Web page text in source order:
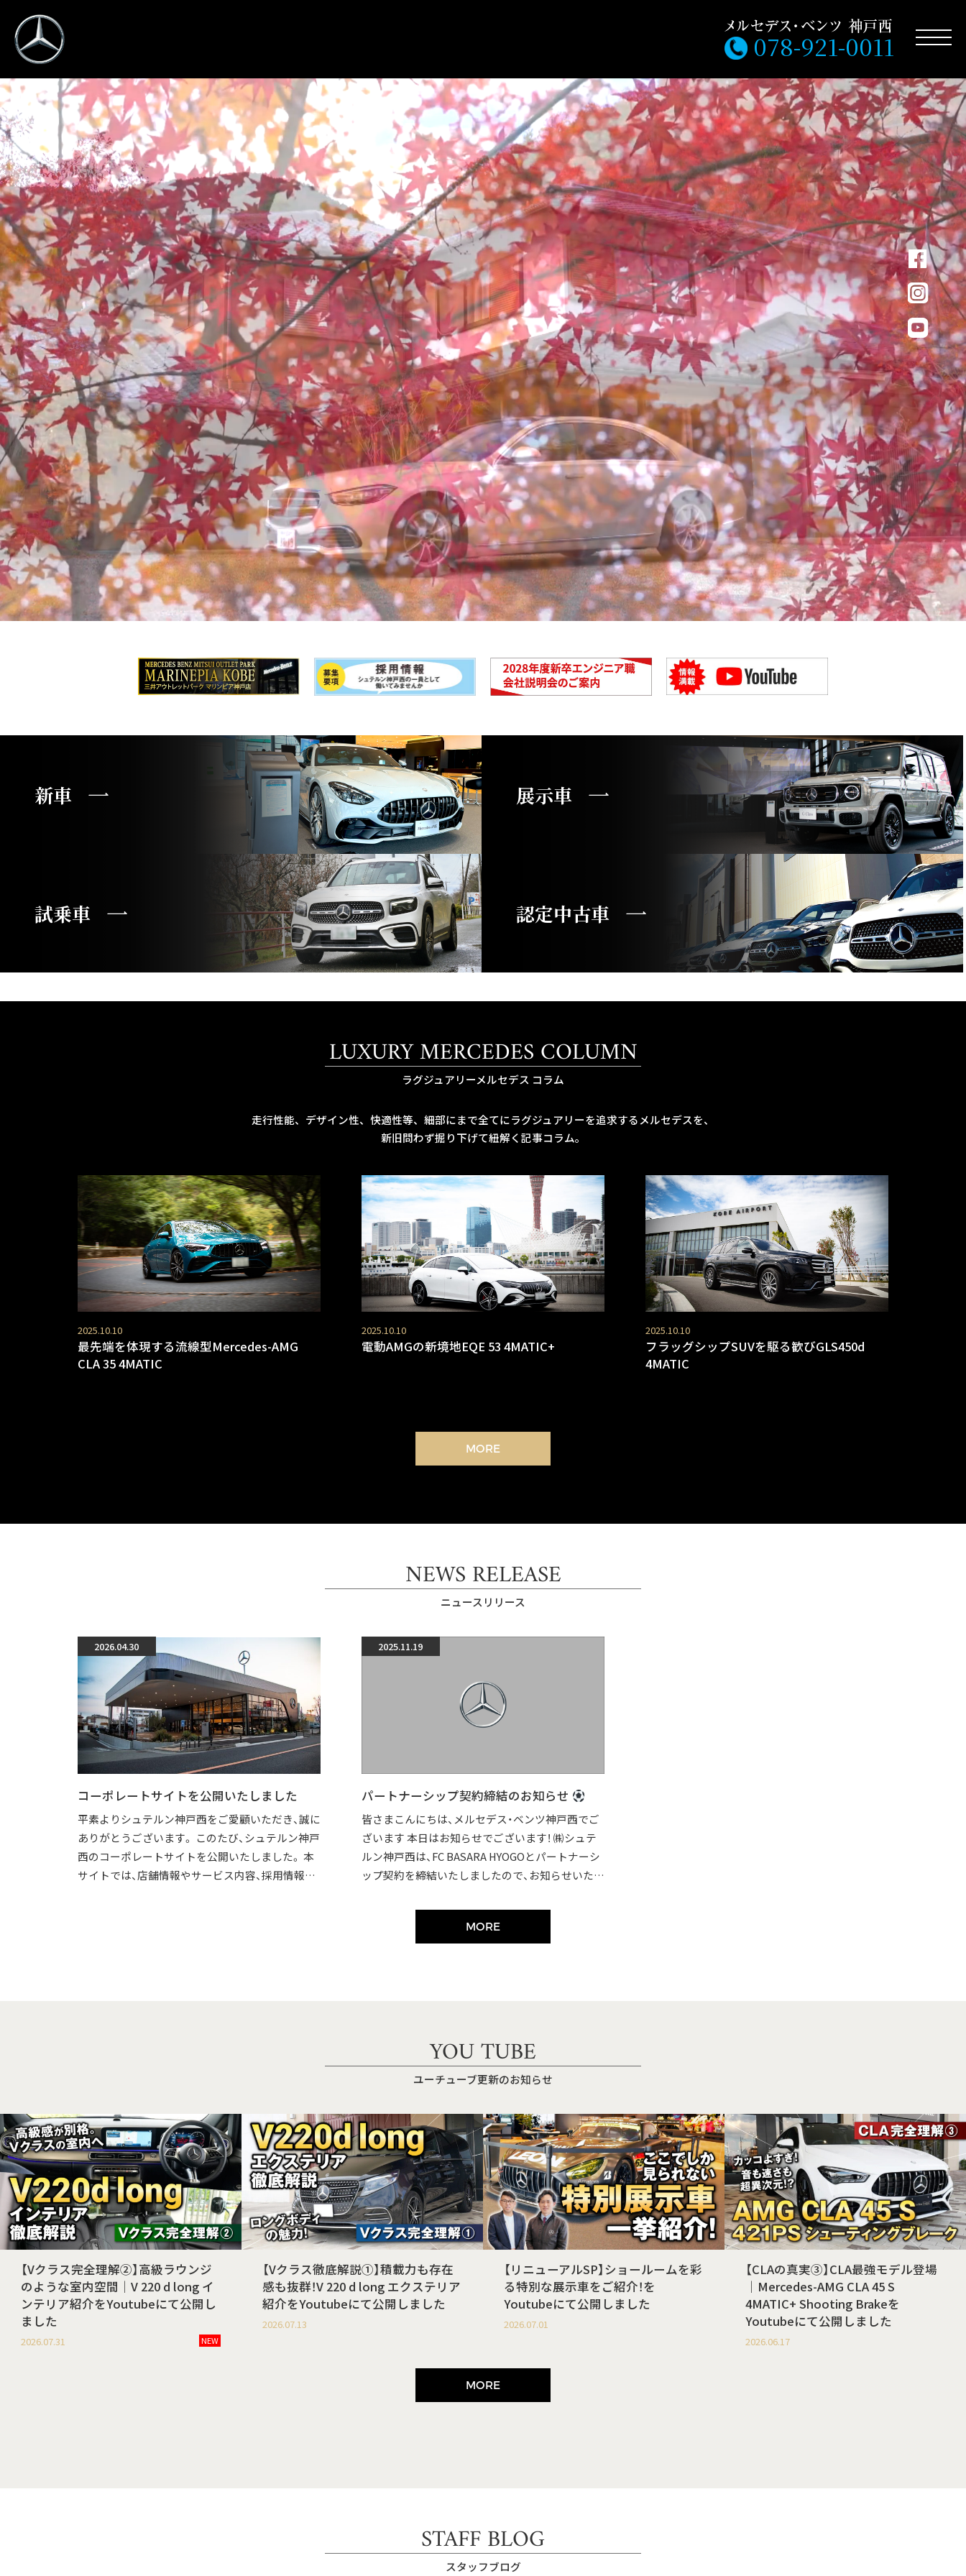
078-921-0011
新車 展示車
試乗車 認定中古車
LUXURY MERCEDES COLUMN
ラグジュアリーメルセデス コラム
走行性能、デザイン性、快適性等、細部にまで全てにラグジュアリーを追求するメルセデスを、
新旧問わず掘り下げて紐解く記事コラム。
2025.10.10
最先端を体現する流線型Mercedes-AMG
CLA 35 4MATIC
2025.10.10
電動AMGの新境地EQE 53 4MATIC+
2025.10.10
フラッグシップSUVを駆る歓びGLS450d
4MATIC
MORE
NEWS RELEASE
ニュースリリース
2026.04.30
コーポレートサイトを公開いたしました
平素よりシュテルン神戸西をご愛顧いただき、誠に
ありがとうございます。 このたび、シュテルン神戸
西のコーポレートサイトを公開いたしました。 本
サイトでは、店舗情報やサービス内容、採用情報な
2025.11.19
パートナーシップ契約締結のお知らせ
皆さまこんにちは、メルセデス・ベンツ神戸西でご
ざいます 本日はお知らせでございます！ ㈱シュテ
ルン神戸西は、FC BASARA HYOGOとパートナーシ
ップ契約を締結いたしましたので、お知らせいたし
MORE
YOU TUBE
ユーチューブ更新のお知らせ
【Vクラス完全理解②】高級ラウンジ
のような室内空間｜V 220 d long イ
ンテリア紹介をYoutubeにて公開し
ました
2026.07.31 NEW
【Vクラス徹底解説①】積載力も存在
感も抜群！V 220 d long エクステリア
紹介をYoutubeにて公開しました
2026.07.13
【リニューアルSP】ショールームを彩
る特別な展示車をご紹介！を
Youtubeにて公開しました
2026.07.01
【CLAの真実③】CLA最強モデル登場
｜Mercedes-AMG CLA 45 S
4MATIC+ Shooting Brakeを
Youtubeにて公開しました
2026.06.17
MORE
STAFF BLOG
スタッフブログ